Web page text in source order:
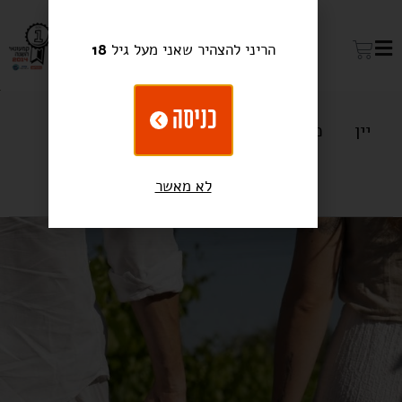
יין מתנות בירה ואלכוהול
כלים מבית טולמנ'ס
הריני להצהיר שאני מעל גיל18
כניסה
לא מאשר